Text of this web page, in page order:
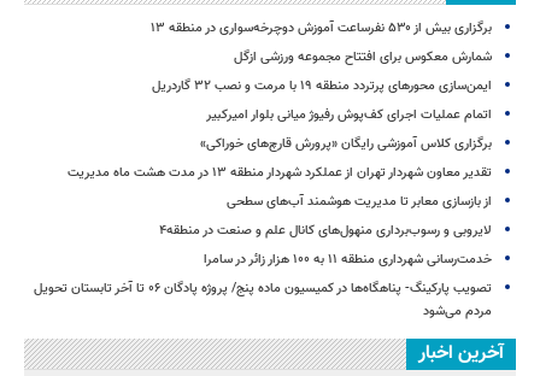
برگزاری بیش از ۵۳۰ نفرساعت آموزش دوچرخه‌سواری در منطقه ۱۳
شمارش معکوس برای افتتاح مجموعه ورزشی ازگل
ایمن‌سازی محورهای پرتردد منطقه ۱۹ با مرمت و نصب ۳۲ گاردریل
اتمام عملیات اجرای کف‌پوش رفیوژ میانی بلوار امیرکبیر
برگزاری کلاس آموزشی رایگان «پرورش قارچ‌های خوراکی»
تقدیر معاون شهردار تهران از عملکرد شهردار منطقه ۱۳ در مدت هشت ماه مدیریت
از بازسازی معابر تا مدیریت هوشمند آب‌های سطحی
لایروبی و رسوب‌برداری منهول‌های کانال علم و صنعت در منطقه۴
خدمت‌رسانی شهرداری منطقه ۱۱ به ۱۰۰ هزار زائر در سامرا
تصویب پارکینگ- پناهگاه‌ها در کمیسیون ماده پنج/ پروژه پادگان ۰۶ تا آخر تابستان تحویل
مردم می‌شود
آخرین اخبار